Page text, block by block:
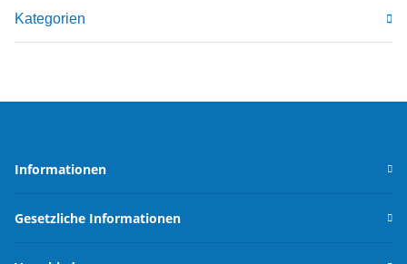
Kategorien
Informationen
Gesetzliche Informationen